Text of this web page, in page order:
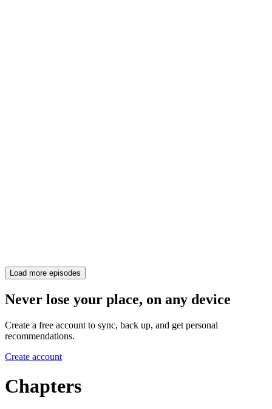
Load more episodes
Never lose your place, on any device
Create a free account to sync, back up, and get personal
recommendations.
Create account
Chapters